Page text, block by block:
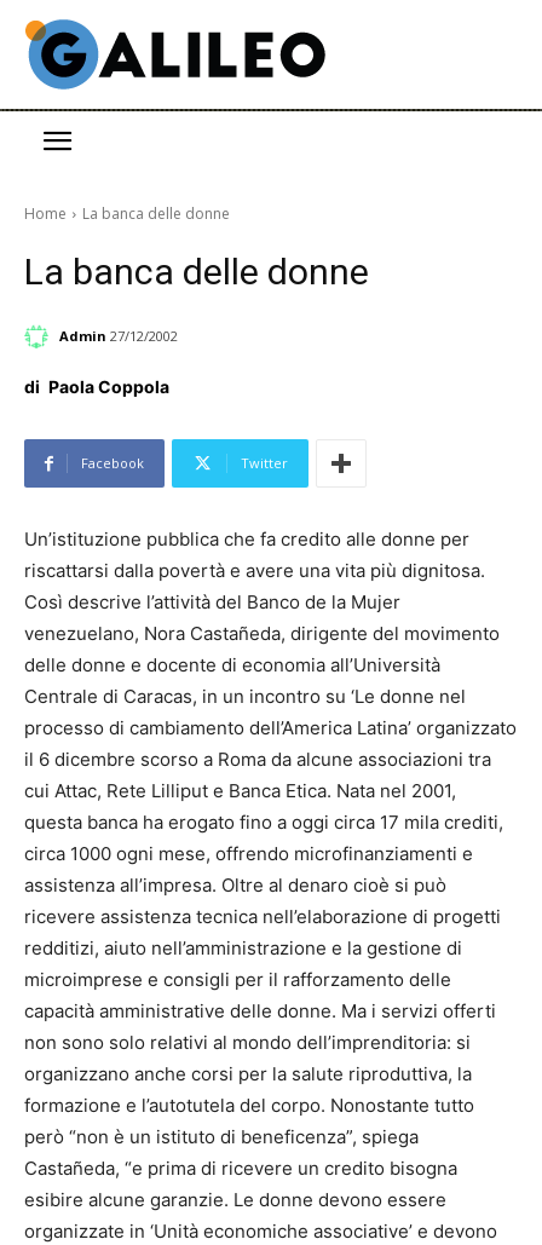
Home La banca delle donne
La banca delle donne
Admin 27/12/2002
di Paola Coppola
Facebook Twitter
Un’istituzione pubblica che fa credito alle donne per
riscattarsi dalla povertà e avere una vita più dignitosa.
Così descrive l’attività del Banco de la Mujer
venezuelano, Nora Castañeda, dirigente del movimento
delle donne e docente di economia all’Università
Centrale di Caracas, in un incontro su ‘Le donne nel
processo di cambiamento dell’America Latina’ organizzato
il 6 dicembre scorso a Roma da alcune associazioni tra
cui Attac, Rete Lilliput e Banca Etica. Nata nel 2001,
questa banca ha erogato fino a oggi circa 17 mila crediti,
circa 1000 ogni mese, offrendo microfinanziamenti e
assistenza all’impresa. Oltre al denaro cioè si può
ricevere assistenza tecnica nell’elaborazione di progetti
redditizi, aiuto nell’amministrazione e la gestione di
microimprese e consigli per il rafforzamento delle
capacità amministrative delle donne. Ma i servizi offerti
non sono solo relativi al mondo dell’imprenditoria: si
organizzano anche corsi per la salute riproduttiva, la
formazione e l’autotutela del corpo. Nonostante tutto
però “non è un istituto di beneficenza”, spiega
Castañeda, “e prima di ricevere un credito bisogna
esibire alcune garanzie. Le donne devono essere
organizzate in ‘Unità economiche associative’ e devono